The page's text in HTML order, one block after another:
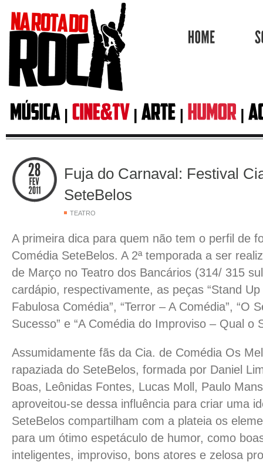
Fuja do Carnaval: Festival
SeteBelos
TEATRO
A primeira dica para quem não tem o perfil de
Comédia SeteBelos. A 2ª temporada a ser
de Março no Teatro dos Bancários (314/ 315
cardápio, respectivamente, as peças “Stand Up
Fabulosa Comédia”, “Terror – A Comédia”, “O
Sucesso” e “A Comédia do Improviso – Qual o
Assumidamente fãs da Cia. de Comédia Os
rapaziada do SeteBelos, formada por Daniel
Boas, Leônidas Fontes, Lucas Moll, Paulo
aproveitou-se dessa influência para criar uma
SeteBelos compartilham com a plateia os
para um ótimo espetáculo de humor, como
inteligentes, improviso, bons atores e zelosa